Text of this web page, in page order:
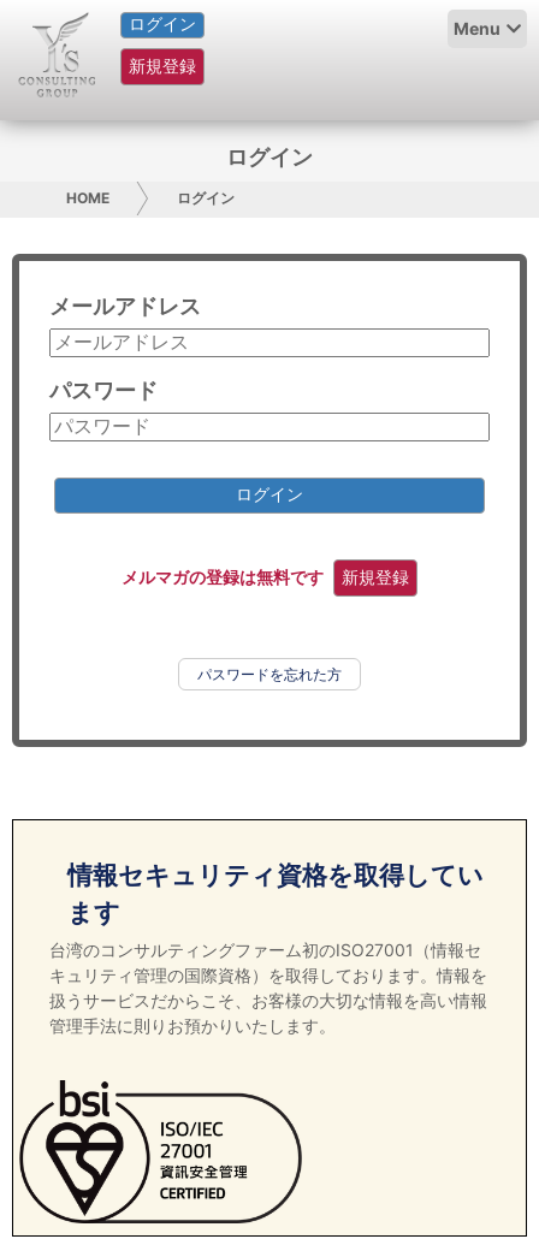
ログイン
新規登録
Menu
HOME
サービス紹介
グループ概要
採用情報
お問い合わせ
コンサルティング
リサーチ
ログイン
HOME ログイン
メールアドレス
パスワード
ログイン
メルマガの登録は無料です 新規登録
パスワードを忘れた方
情報セキュリティ資格を取得してい
ます
台湾のコンサルティングファーム初のISO27001（情報セ
キュリティ管理の国際資格）を取得しております。情報を
扱うサービスだからこそ、お客様の大切な情報を高い情報
管理手法に則りお預かりいたします。